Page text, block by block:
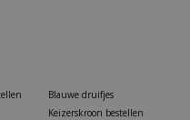
Blauwe druifjes
Keizerskroon bestellen